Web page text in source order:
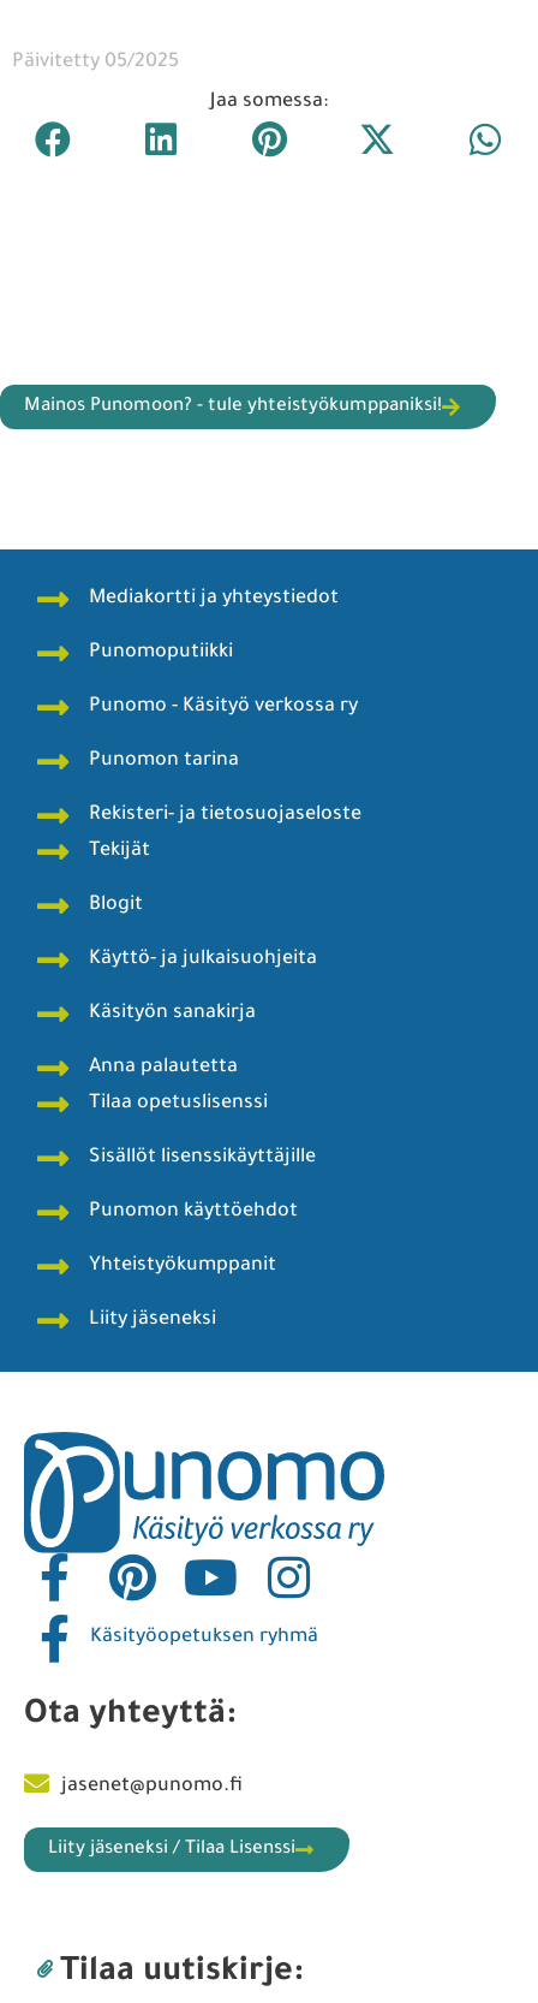
Päivitetty 05/2025
Jaa somessa:
Mainos Punomoon? - tule yhteistyökumppaniksi!
Mediakortti ja yhteystiedot
Punomoputiikki
Punomo - Käsityö verkossa ry
Punomon tarina
Rekisteri- ja tietosuojaseloste
Tekijät
Blogit
Käyttö- ja julkaisuohjeita
Käsityön sanakirja
Anna palautetta
Tilaa opetuslisenssi
Sisällöt lisenssikäyttäjille
Punomon käyttöehdot
Yhteistyökumppanit
Liity jäseneksi
Käsityöopetuksen ryhmä
Ota yhteyttä:
jasenet@punomo.fi
Liity jäseneksi / Tilaa Lisenssi
Tilaa uutiskirje: